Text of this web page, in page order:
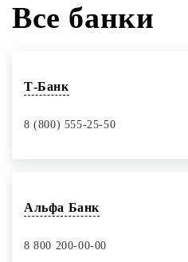
Все банки
Т-Банк
8 (800) 555-25-50
Альфа Банк
8 800 200-00-00